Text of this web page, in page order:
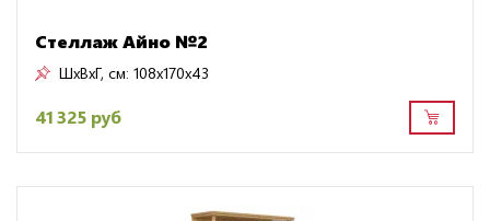
Стеллаж Айно №2
ШxВxГ, см: 108x170x43
41 325 руб